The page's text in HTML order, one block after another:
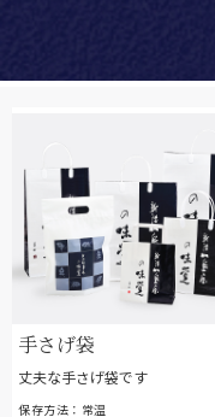
手さげ袋
丈夫な手さげ袋です
保存方法：常温